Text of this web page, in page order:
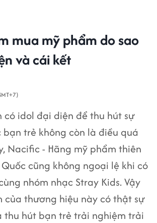
mua mỹ phẩm do sao
và cái kết
có idol đại diện để thu hút sự
bạn trẻ không còn là điều quá
Nacific - Hãng mỹ phẩm thiên
cũng không ngoại lệ khi có
nhóm nhạc Stray Kids. Vậy
của thương hiệu này có thật sự
thu hút bạn trẻ trải nghiệm trải